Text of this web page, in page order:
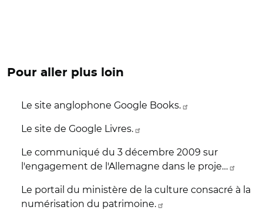
Pour aller plus loin
Le site anglophone Google Books.
Le site de Google Livres.
Le communiqué du 3 décembre 2009 sur
l'engagement de l'Allemagne dans le proje…
Le portail du ministère de la culture consacré à la
numérisation du patrimoine.